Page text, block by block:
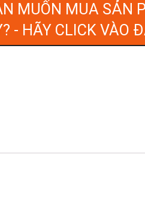
MUỐN MUA SẢN
- HÃY CLICK VÀO